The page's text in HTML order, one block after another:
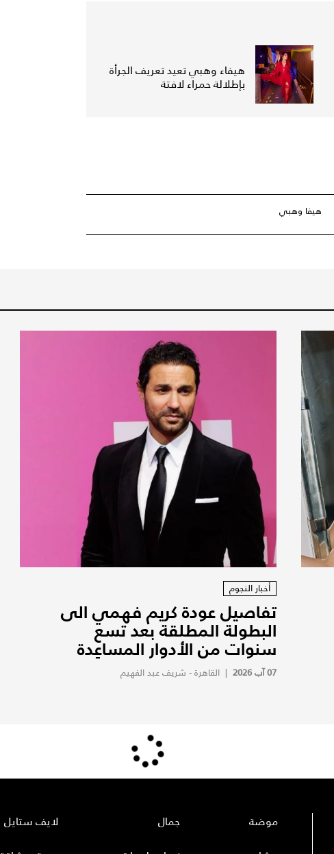
هيفاء وهبي تعيد تعريف الجرأة
بإطلالة حمراء لافتة
هيفا وهبي
أخبار النجوم
تفاصيل عودة كريم فهمي الى
البطولة المطلقة بعد تسع
سنوات من الأدوار المساعِدة
07 آب 2026 | القاهرة - شريف عبد الفهيم
موضة
جمال
لايف ستايل